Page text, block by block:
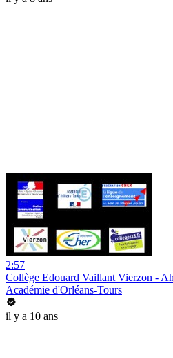
2:57
Collège Edouard Vaillant Vierzon -
Académie d'Orléans-Tours
il y a 10 ans